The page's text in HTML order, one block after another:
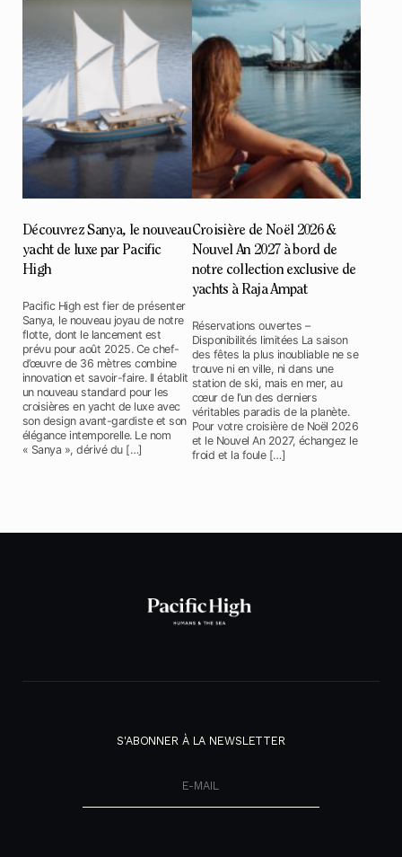
Découvrez Sanya, le nouveau
yacht de luxe par Pacific
High
Pacific High est fier de présenter
Sanya, le nouveau joyau de notre
flotte, dont le lancement est
prévu pour août 2025. Ce chef-
d’œuvre de 36 mètres combine
innovation et savoir-faire. Il établit
un nouveau standard pour les
croisières en yacht de luxe avec
son design avant-gardiste et son
élégance intemporelle. Le nom
« Sanya », dérivé du […]
Croisière de Noël 2026 &
Nouvel An 2027 à bord de
notre collection exclusive de
yachts à Raja Ampat
Réservations ouvertes –
Disponibilités limitées La saison
des fêtes la plus inoubliable ne se
trouve ni en ville, ni dans une
station de ski, mais en mer, au
cœur de l’un des derniers
véritables paradis de la planète.
Pour votre croisière de Noël 2026
et le Nouvel An 2027, échangez le
froid et la foule […]
S'ABONNER À LA NEWSLETTER